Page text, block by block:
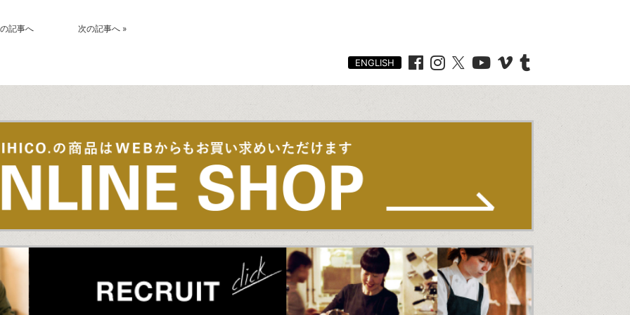
記事へ 次の記事へ»
ENGLISH